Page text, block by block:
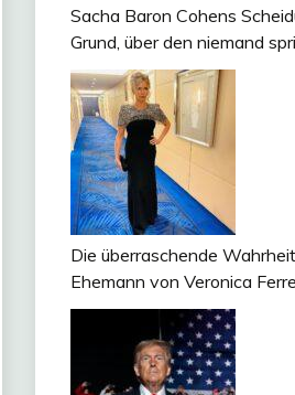
Sacha Baron Cohens
Grund, über den niemand
Die überraschende
Ehemann von Veronica